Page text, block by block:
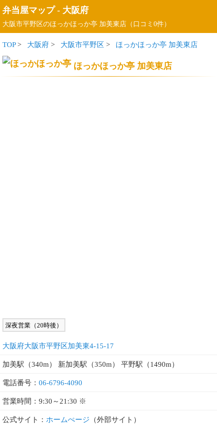
弁当屋マップ- 大阪府
大阪市平野区のほっかほっか亭 加美東店（口コミ0件）
TOP> 大阪府 > 大阪市平野区 > ほっかほっか亭 加美東店
ほっかほっか亭 加美東店
深夜営業（20時後）
大阪府大阪市平野区加美東4-15-17
加美駅（340m） 新加美駅（350m） 平野駅（1490m）
電話番号： 06-6796-4090
営業時間：9:30～21:30 ※
公式サイト： ホームぺージ （外部サイト）